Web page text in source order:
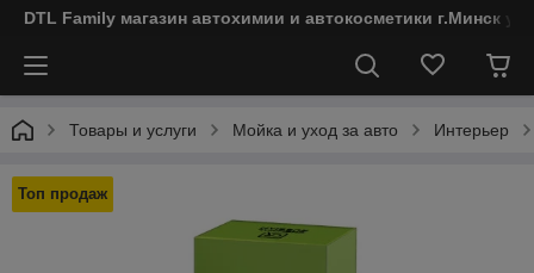
DTL Family магазин автохимии и автокосметики г.Минск
Товары и услуги Мойка и уход за авто Интерьер
Топ продаж